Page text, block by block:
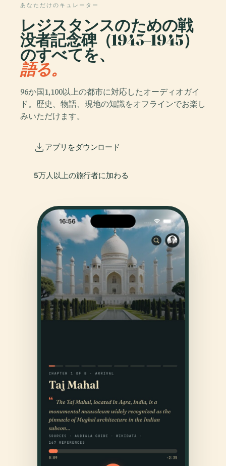
あなただけのキュレーター
レジスタンスのための戦
没者記念碑（1943–1945）
のすべてを、
語る。
96か国1,100以上の都市に対応したオーディオガイ
ド。歴史、物語、現地の知識をオフラインでお楽し
みいただけます。
アプリをダウンロード
5万人以上の旅行者に加わる